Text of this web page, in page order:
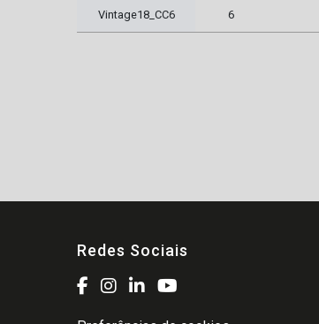
Vintage18_CC6 6
Redes Sociais